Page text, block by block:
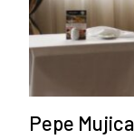
Pepe